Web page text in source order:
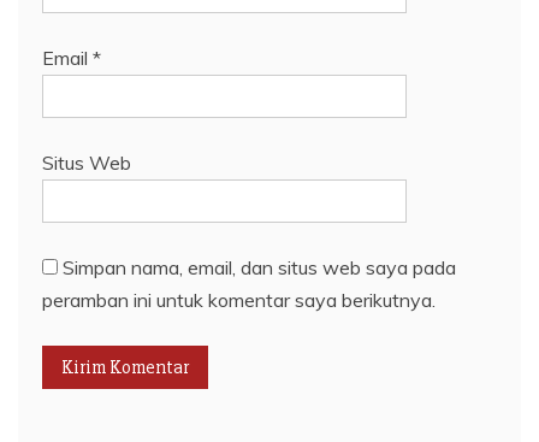
Email *
Situs Web
Simpan nama, email, dan situs web saya pada
peramban ini untuk komentar saya berikutnya.